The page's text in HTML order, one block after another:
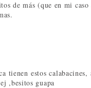
de más (que en mi
tienen estos
,besitos guapa